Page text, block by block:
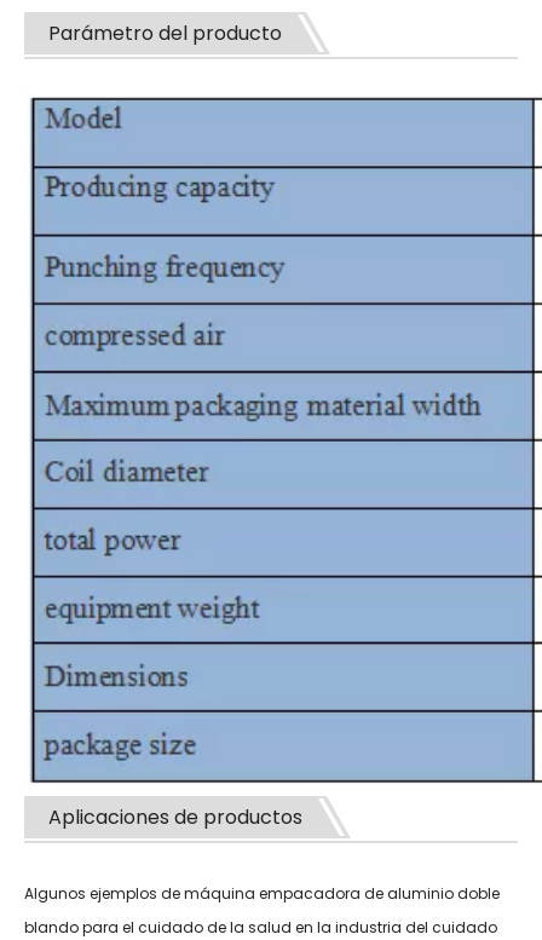
Parámetro del producto
Aplicaciones de productos
Algunos ejemplos de máquina empacadora de aluminio doble
blando para el cuidado de la salud en la industria del cuidado